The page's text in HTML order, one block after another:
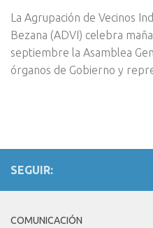
La Agrupación de Vecinos
Bezana (ADVI) celebra
septiembre la Asamblea
órganos de Gobierno y
SEGUIR:
COMUNICACIÓN